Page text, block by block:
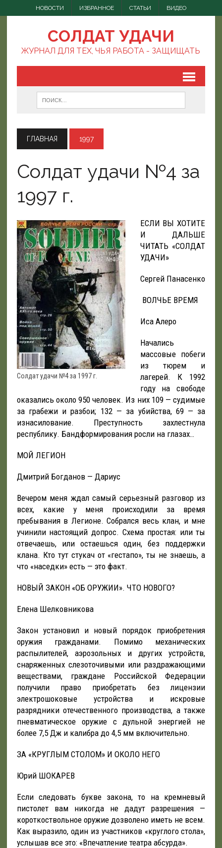
НОВОСТИ ИЗБРАННОЕ СТАТЬИ ВИДЕО
СОЛДАТ УДАЧИ
ЖУРНАЛ ДЛЯ ТЕХ, ЧЬЯ РАБОТА - ЗАЩИЩАТЬ
ГЛАВНАЯ 1997
Солдат удачи №4 за
1997 г.
Солдат удачи №4 за 1997 г.
ЕСЛИ ВЫ ХОТИТЕ
И ДАЛЬШЕ
ЧИТАТЬ «СОЛДАТ
УДАЧИ»
Сергей Панасенко
ВОЛЧЬЕ ВРЕМЯ
Иса Алеро
Начались
массовые побеги
из тюрем и
лагерей. К 1992
году на свободе
оказались около 950 человек. Из них 109 — судимые
за грабежи и разбои; 132 — за убийства, 69 — за
изнасилование. Преступность захлестнула
республику. Бандформирования росли на глазах…
МОЙ ЛЕГИОН
Дмитрий Богданов — Дариус
Вечером меня ждал самый серьезный разговор из
всех, какие у меня происходили за время
пребывания в Легионе. Собрался весь клан, и мне
учинили настоящий допрос. Схема простая: или ты
отвечаешь, или остаешься один, без поддержки
клана. Кто тут стукач от «гестапо», ты не знаешь, а
что «наседки» есть — это факт.
НОВЫЙ ЗАКОН «ОБ ОРУЖИИ». ЧТО НОВОГО?
Елена Шелковникова
Закон установил и новый порядок приобретения
оружия гражданами. Помимо механических
распылителей, аэрозольных и других устройств,
снаряженных слезоточивыми или раздражающими
веществами, граждане Российской Федерации
получили право приобретать без лицензии
электрошоковые устройства и искровые
разрядники отечественного производства, а также
пневматическое оружие с дульной энергией не
более 7,5 Дж и калибра до 4,5 мм включительно.
ЗА «КРУГЛЫМ СТОЛОМ» И ОКОЛО НЕГО
Юрий ШОКАРЕВ
Если следовать букве закона, то на кремневый
пистолет вам никогда не дадут разрешения —
короткоствольное оружие дозволено иметь не всем.
Как выразило, один из участников «круглого стола»,
услышав все это: «Впечатление театра абсурда».